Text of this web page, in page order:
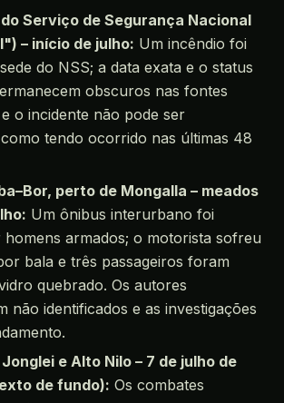
Serviço de Segurança Nacional
– início de julho: Um incêndio foi
do NSS; a data exata e o status
obscuros nas fontes
o incidente não pode ser
tendo ocorrido nas últimas 48
perto de Mongalla – meados
Um ônibus interurbano foi
armados; o motorista sofreu
bala e três passageiros foram
quebrado. Os autores
não identificados e as investigações
e Alto Nilo – 7 de julho de
de fundo): Os combates